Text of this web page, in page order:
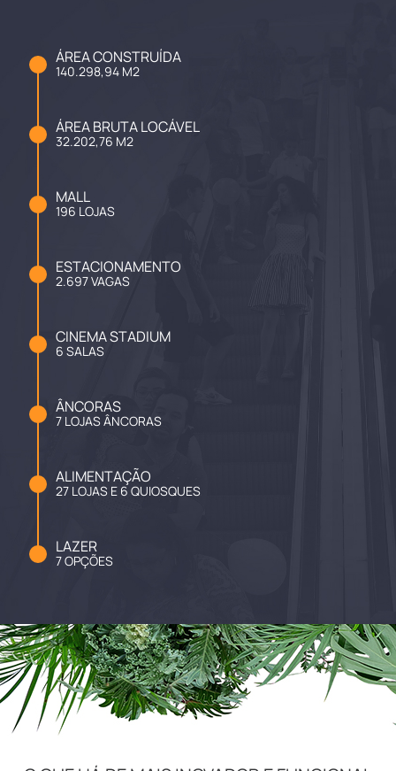
ÁREA CONSTRUÍDA
140.298,94 M2
ÁREA BRUTA LOCÁVEL
32.202,76 M2
MALL
196 LOJAS
ESTACIONAMENTO
2.697 VAGAS
CINEMA STADIUM
6 SALAS
ÂNCORAS
7 LOJAS ÂNCORAS
ALIMENTAÇÃO
27 LOJAS E 6 QUIOSQUES
LAZER
7 OPÇÕES